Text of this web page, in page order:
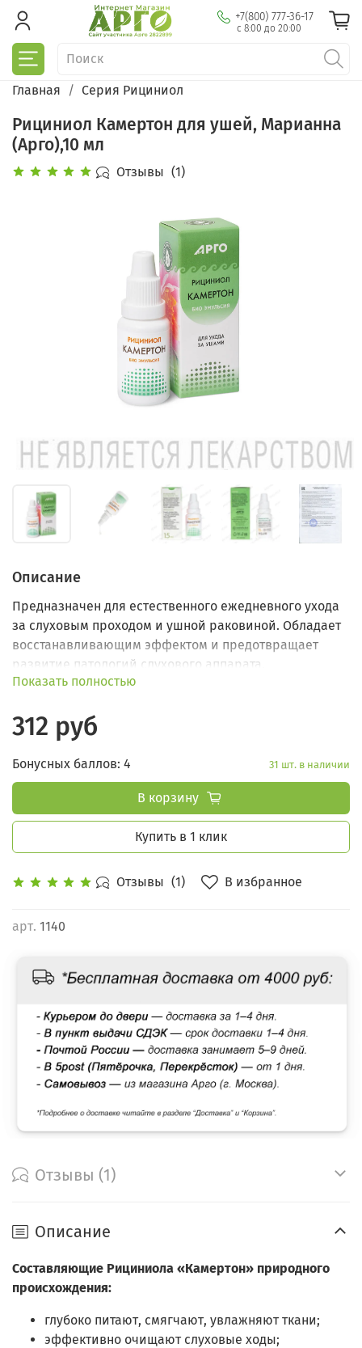
+7(800) 777-36-17
с 8:00 до 20:00
Главная Серия Рициниол
Рициниол Камертон для ушей, Марианна
(Арго),10 мл
Отзывы (1)
Отзывы (1) В избранное
арт. 1140
Описание
Предназначен для естественного ежедневного ухода
за слуховым проходом и ушной раковиной. Обладает
восстанавливающим эффектом и предотвращает
развитие патологий слухового аппарата.
Показать полностью
312 руб
Бонусных баллов: 4 31 шт. в наличии
В корзину
Купить в 1 клик
Отзывы (1)
Описание
Составляющие Рициниола «Камертон» природного
происхождения:
глубоко питают, смягчают, увлажняют ткани;
эффективно очищают слуховые ходы;